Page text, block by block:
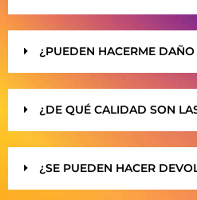
¿PUEDEN HACERME DAÑO
¿DE QUÉ CALIDAD SON
¿SE PUEDEN HACER